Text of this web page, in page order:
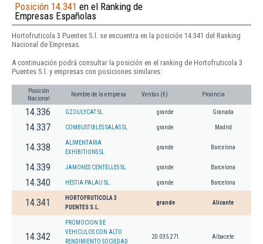
Posición 14.341 en el Ranking de
Empresas Españolas
Hortofruticola 3 Puentes S.l. se encuentra en la posición 14.341 del Ranking
Nacional de Empresas.
A continuación podrá consultar la posición en el ranking de Hortofruticola 3
Puentes S.l. y empresas con posiciones similares:
Posición
Nacional
Nombre de la empresa Ventas (€) Provincia
14.336 GZOULYCAT SL grande Granada
14.337 COMBUSTIBLES SALAS SL grande Madrid
14.338
ALIMENTARIA
EXHIBITIONS SL
grande Barcelona
14.339 JAMONES CENTELLES SL. grande Barcelona
14.340 HESTIA PALAU SL. grande Barcelona
14.341
HORTOFRUTICOLA 3
PUENTES S.L.
grande Alicante
14.342
PROMOCION DE
VEHICULOS CON ALTO
RENDIMIENTO SOCIEDAD
20.035.271 Albacete